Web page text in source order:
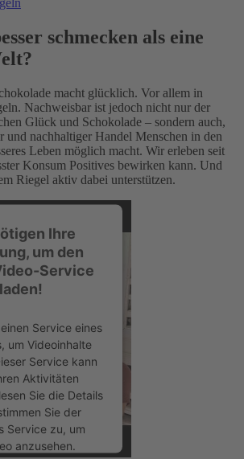
schmecken als eine
macht glücklich. Vor allem in
Nachweisbar ist jedoch nicht nur der
Glück und Schokolade – sondern auch,
und nachhaltiger Handel Menschen in den
Leben möglich macht. Wir erleben seit
Konsum Positives bewirken kann. Und
Riegel aktiv dabei unterstützen.
Ihre
um den
Service
Service eines
um Videoinhalte
Service kann
Aktivitäten
Sie die Details
Sie der
Service zu, um
anzusehen.